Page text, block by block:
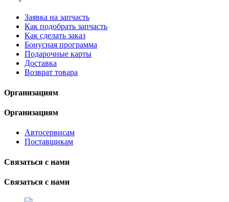
Заявка на запчасть
Как подобрать запчасть
Как сделать заказ
Бонусная программа
Подарочные карты
Доставка
Возврат товара
Организациям
Организациям
Автосервисам
Поставщикам
Связаться с нами
Связаться с нами